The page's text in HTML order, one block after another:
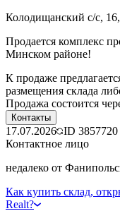
Колодищанский с/с,
Продается комплекс
Минском районе!
К продаже
размещения склада
Продажа состоится
Контакты
17.07.2026 ID 3857720
Контактное лицо
недалеко от
Как купить склад,
Realt?